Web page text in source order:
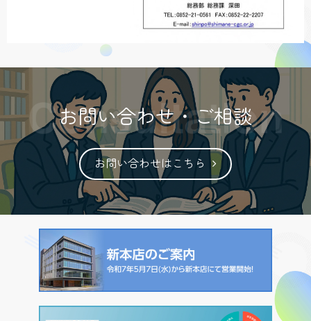
お問い合わせ・ご相談
お問い合わせはこちら